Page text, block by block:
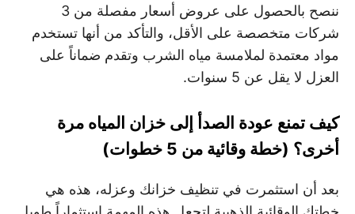
ننصح بالحصول على عروض أسعار مفصلة من 3
شركات متخصصة على الأقل، والتأكد من أنها تستخدم
مواد معتمدة لملامسة مياه الشرب وتقدم ضماناً على
العزل لا يقل عن 5 سنوات.
كيف تمنع عودة الصدأ إلى خزان المياه مرة
أخرى؟ (خطة وقائية من 5 خطوات)
بعد أن استثمرت في تنظيف خزانك وعزله، هذه هي